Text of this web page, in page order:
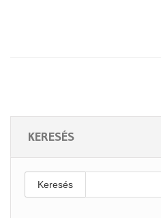
KERESÉS
Keresés